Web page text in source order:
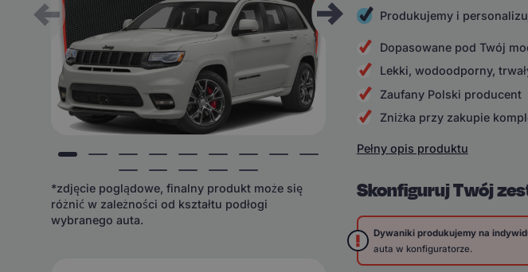
*zdjęcie poglądowe, finalny produkt może się
różnić w zależności od kształtu podłogi
wybranego auta.
Produkujemy i
Dopasowane pod Twój
Lekki, wodoodporny,
Zaufany Polski producent
Zniżka przy zakupie
Pełny opis produktu
Skonfiguruj Twój
Dywaniki produkujemy na
auta w konfiguratorze.